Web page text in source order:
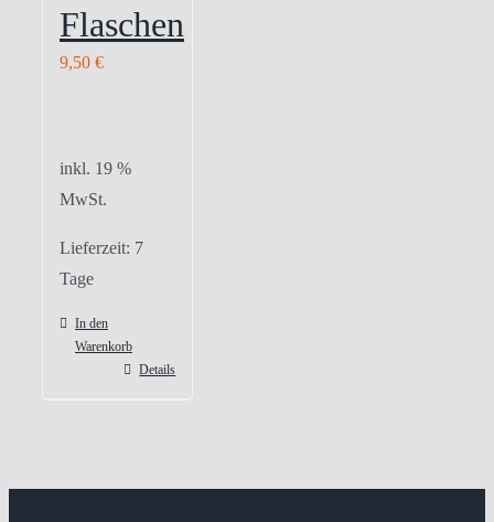
Flaschen
9,50 €
inkl. 19 %
MwSt.
Lieferzeit: 7
Tage
In den
Warenkorb
Details